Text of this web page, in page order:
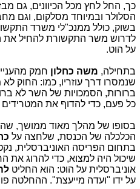
כך, החל לחץ מכל הכיוונים, גם
הסלולר ובמיוחד מסלקום, וגם
בשוק, כולל ממנכ"לי משרד
לדרוש משר התקשורת להחיל את
על הוט.
בתחילה, משה כחלון חמק
שנמסרו דרך עוזריו, כמו: החוק
ברורות, הסמכויות של השר לא
כל פעם, כדי להדוף את המטרידים
בסופו של מהלך מאוד ממושך,
הכלכלה של הכנסת, שלחצה על
בתחום הפריסה האוניברסלית,
שיכול היה למצוא, כדי להרוג את
אוניברסלית על הוט: הוא החליט
על ידו "ועדה מייעצת". ההחלטה